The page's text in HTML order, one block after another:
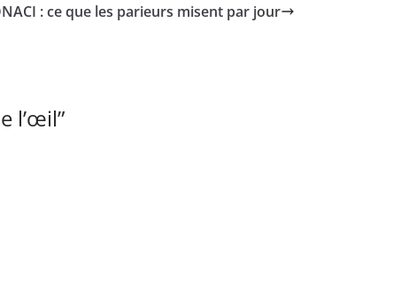
: ce que les parieurs misent par jour
l’œil”